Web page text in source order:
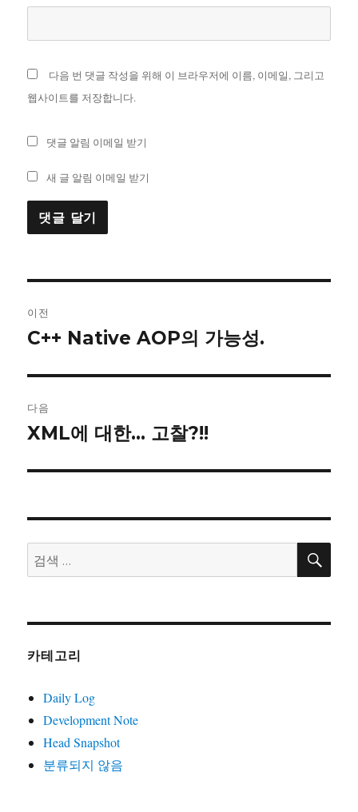
다음 번 댓글 작성을 위해 이 브라우저에 이름, 이메일, 그리고
웹사이트를 저장합니다.
댓글 알림 이메일 받기
새 글 알림 이메일 받기
내
게
이
션
이전
이
글:
C++ Native AOP의 가능성.
다음
다
글:
XML에 대한… 고찰?!!
검
색:
검
카테고리
Daily Log
Development Note
Head Snapshot
분류되지 않음